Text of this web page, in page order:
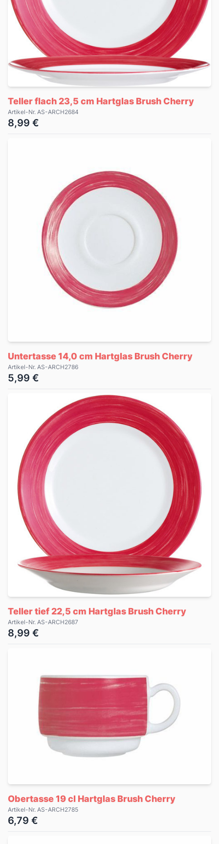
Teller flach 23,5 cm Hartglas Brush Cherry
Artikel-Nr. AS-ARCH2684
8,99 €
Untertasse 14,0 cm Hartglas Brush Cherry
Artikel-Nr. AS-ARCH2786
5,99 €
Teller tief 22,5 cm Hartglas Brush Cherry
Artikel-Nr. AS-ARCH2687
8,99 €
Obertasse 19 cl Hartglas Brush Cherry
Artikel-Nr. AS-ARCH2785
6,79 €